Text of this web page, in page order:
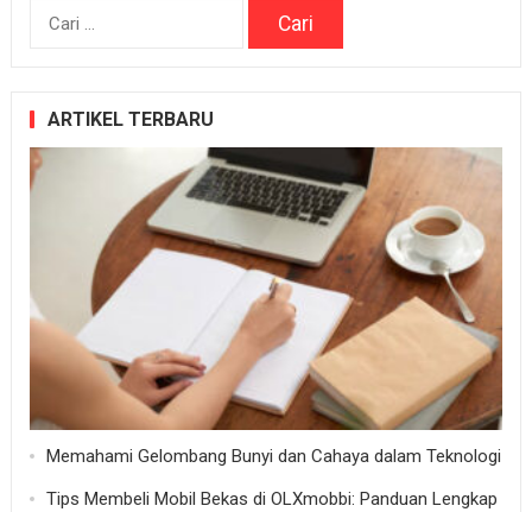
Cari
ARTIKEL TERBARU
Memahami Gelombang Bunyi dan Cahaya dalam Teknologi
Tips Membeli Mobil Bekas di OLXmobbi: Panduan Lengkap